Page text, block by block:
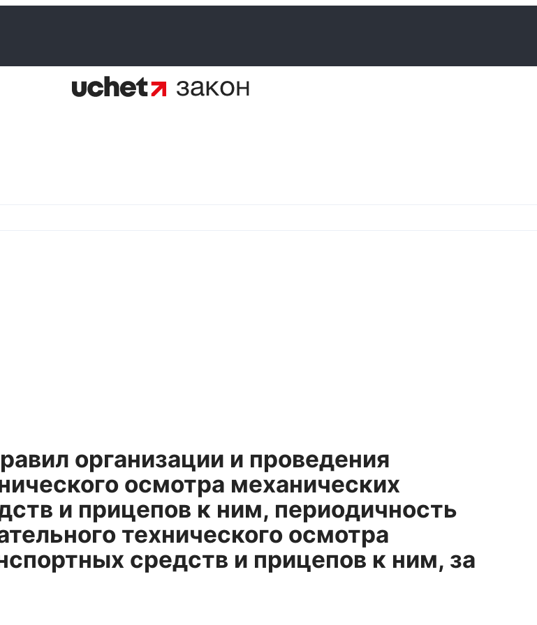
организации и проведения
осмотра механических
и прицепов к ним, периодичность
технического осмотра
средств и прицепов к ним, за